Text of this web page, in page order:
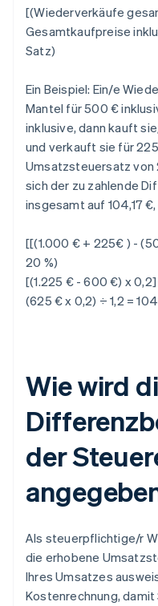
[(Wiederverkäufe
Gesamtkaufpreise
Satz)
Ein Beispiel: Ein/e
Mantel für 500 €
inklusive, dann kauft
und verkauft sie für
Umsatzsteuersatz von
sich der zu zahlende
insgesamt auf 104,17
[[(1.000 € + 225€ ) -
20 %)
[(1.225 € - 600 €) x 0,2]
(625 € x 0,2) ÷ 1,2 =
Wie wird
der
Als steuerpflichtige/r
die erhobene
Ihres Umsatzes
Kostenrechnung, damit